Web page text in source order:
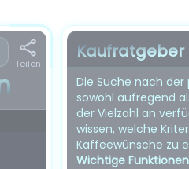
Teilen
Die Suche nach
sowohl aufregend
der Vielzahl an
wissen, welche
Kaffeewünsche zu
Wichtige